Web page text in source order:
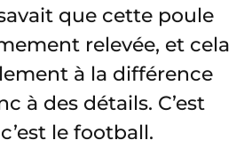
que cette poule
relevée, et cela
à la différence
à des détails. C’est
le football.